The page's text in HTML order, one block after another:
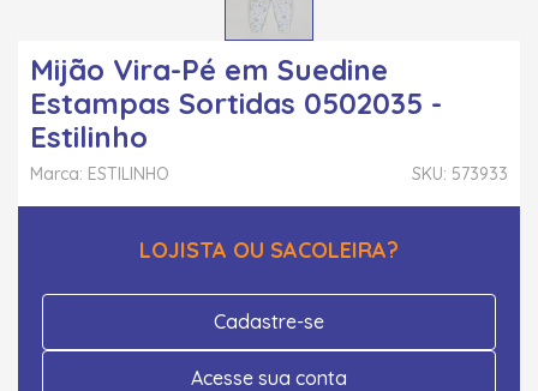
Mijão Vira-Pé em Suedine
Estampas Sortidas 0502035 -
Estilinho
SKU: 573933
Marca: ESTILINHO
LOJISTA OU SACOLEIRA?
Cadastre-se
Acesse sua conta